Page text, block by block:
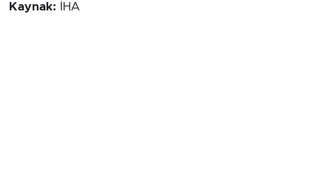
Kaynak: İHA